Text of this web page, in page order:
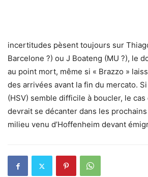
incertitudes pèsent toujours sur
Barcelone ?) ou J Boateng (MU ?), le
au point mort, même si « Brazzo »
des arrivées avant la fin du mercato.
(HSV) semble difficile à boucler, le
devrait se décanter dans les
milieu venu d’Hoffenheim devant